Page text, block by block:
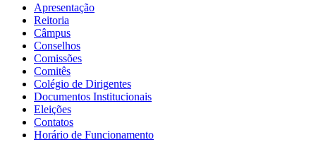
Apresentação
Reitoria
Câmpus
Conselhos
Comissões
Comitês
Colégio de Dirigentes
Documentos Institucionais
Eleições
Contatos
Horário de Funcionamento